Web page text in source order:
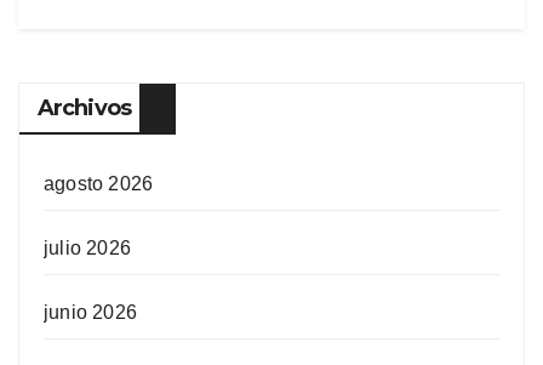
Archivos
agosto 2026
julio 2026
junio 2026